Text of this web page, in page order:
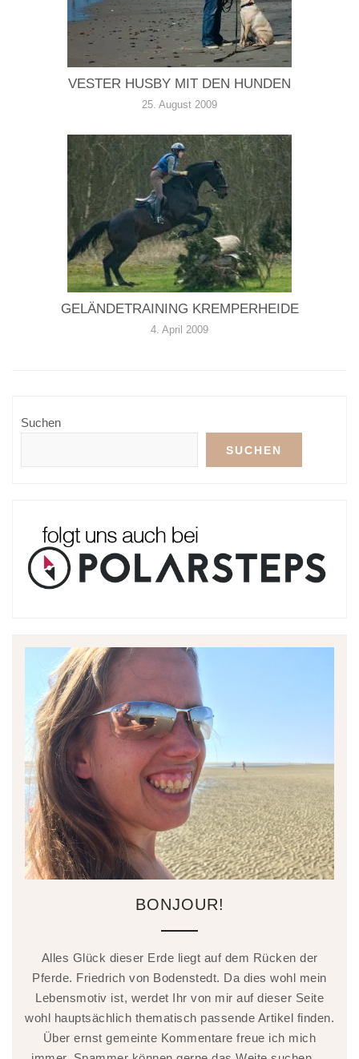
VESTER HUSBY MIT DEN HUNDEN
25. August 2009
GELÄNDETRAINING KREMPERHEIDE
4. April 2009
Suchen
SUCHEN
BONJOUR!
Alles Glück dieser Erde liegt auf dem Rücken der
Pferde. Friedrich von Bodenstedt. Da dies wohl mein
Lebensmotiv ist, werdet Ihr von mir auf dieser Seite
wohl hauptsächlich thematisch passende Artikel finden.
Über ernst gemeinte Kommentare freue ich mich